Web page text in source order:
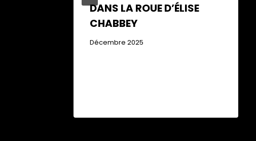
DANS LA ROUE D’ÉLISE
CHABBEY
Décembre 2025